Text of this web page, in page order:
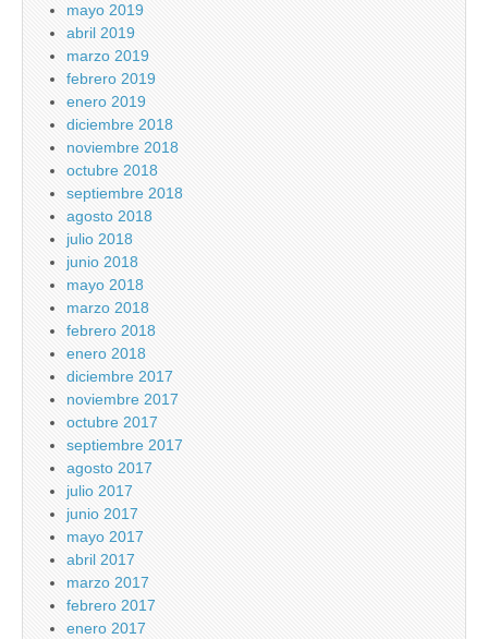
mayo 2019
abril 2019
marzo 2019
febrero 2019
enero 2019
diciembre 2018
noviembre 2018
octubre 2018
septiembre 2018
agosto 2018
julio 2018
junio 2018
mayo 2018
marzo 2018
febrero 2018
enero 2018
diciembre 2017
noviembre 2017
octubre 2017
septiembre 2017
agosto 2017
julio 2017
junio 2017
mayo 2017
abril 2017
marzo 2017
febrero 2017
enero 2017